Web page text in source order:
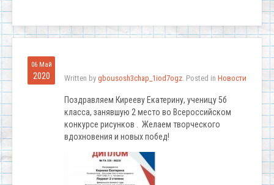
06 Май
2020 Written by gbousosh3chap_1iod7ogz. Posted in Новости
Поздравляем Кирееву Екатерину, ученицу 5б
класса, занявшую 2 место во Всероссийском
конкурсе рисунков . Желаем творческого
вдохновения и новых побед!